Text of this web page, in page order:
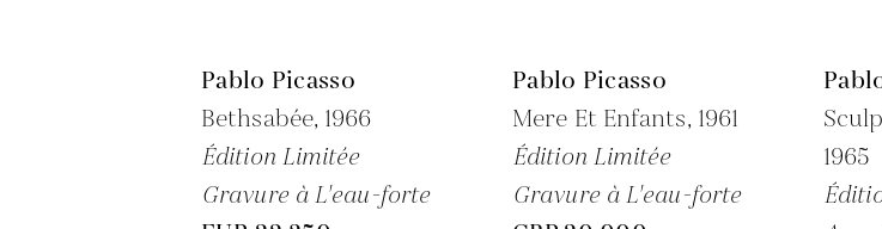
Pablo Picasso
Bethsabée, 1966
Édition Limitée
Gravure à L'eau-forte
Pablo Picasso
Mere Et Enfants, 1961
Édition Limitée
Gravure à L'eau-forte
1965